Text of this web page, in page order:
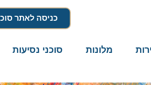
כניסה לאתר סוכנים
מלונות סוכני נסיעות